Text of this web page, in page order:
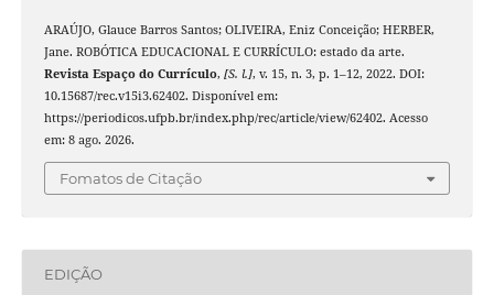
ARAÚJO, Glauce Barros Santos; OLIVEIRA, Eniz Conceição; HERBER,
Jane. ROBÓTICA EDUCACIONAL E CURRÍCULO: estado da arte.
Revista Espaço do Currículo, [S. l.], v. 15, n. 3, p. 1–12, 2022. DOI:
10.15687/rec.v15i3.62402. Disponível em:
https://periodicos.ufpb.br/index.php/rec/article/view/62402. Acesso
em: 8 ago. 2026.
Fomatos de Citação
EDIÇÃO